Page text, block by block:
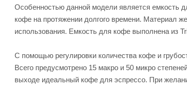
Особенностью данной модели является емкость
кофе на протяжении долгого времени. Материал
использования. Емкость для кофе выполнена из
С помощью регулировки количества кофе и
Всего предусмотрено 15 макро и 50 микро
выходе идеальный кофе для эспрессо. При